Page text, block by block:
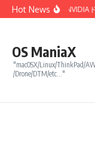
コンテンツへスキップ
Hot News
7.0カーネル更新でNVIDIA
OS ManiaX
"macOSX/Linux/ThinkPad/
/Drone/DTM/etc…"